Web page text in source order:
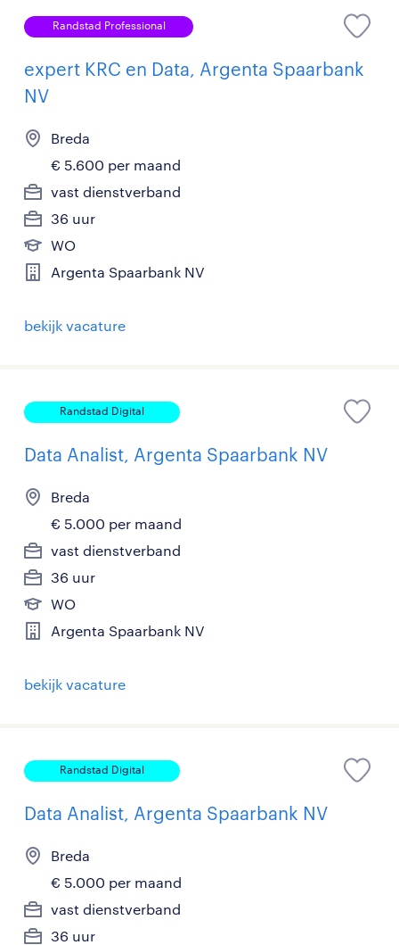
Randstad Professional
expert KRC en Data, Argenta Spaarbank
NV
Breda
€ 5.600 per maand
vast dienstverband
36 uur
WO
Argenta Spaarbank NV
bekijk vacature
Randstad Digital
Data Analist, Argenta Spaarbank NV
Breda
€ 5.000 per maand
vast dienstverband
36 uur
WO
Argenta Spaarbank NV
bekijk vacature
Randstad Digital
Data Analist, Argenta Spaarbank NV
Breda
€ 5.000 per maand
vast dienstverband
36 uur